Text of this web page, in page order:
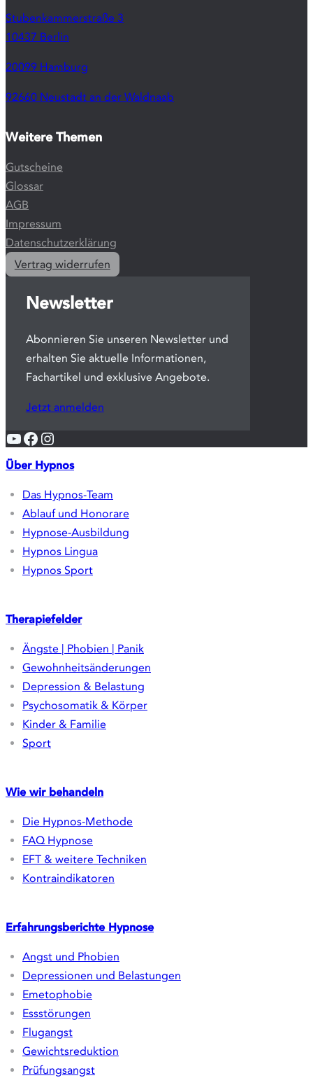
Stubenkammerstraße 3
10437 Berlin
20099 Hamburg
92660 Neustadt an der Waldnaab
Weitere Themen
Gutscheine
Glossar
AGB
Impressum
Datenschutzerklärung
Vertrag widerrufen
Newsletter
Abonnieren Sie unseren Newsletter und
erhalten Sie aktuelle Informationen,
Fachartikel und exklusive Angebote.
Jetzt anmelden
YouTube
Facebook
Instagram
Über Hypnos
Das Hypnos-Team
Ablauf und Honorare
Hypnose-Ausbildung
Hypnos Lingua
Hypnos Sport
Therapiefelder
Ängste | Phobien | Panik
Gewohnheitsänderungen
Depression & Belastung
Psychosomatik & Körper
Kinder & Familie
Sport
Wie wir behandeln
Die Hypnos-Methode
FAQ Hypnose
EFT & weitere Techniken
Kontraindikatoren
ErfahrungsberichteHypnose
Angst und Phobien
Depressionen und Belastungen
Emetophobie
Essstörungen
Flugangst
Gewichtsreduktion
Prüfungsangst